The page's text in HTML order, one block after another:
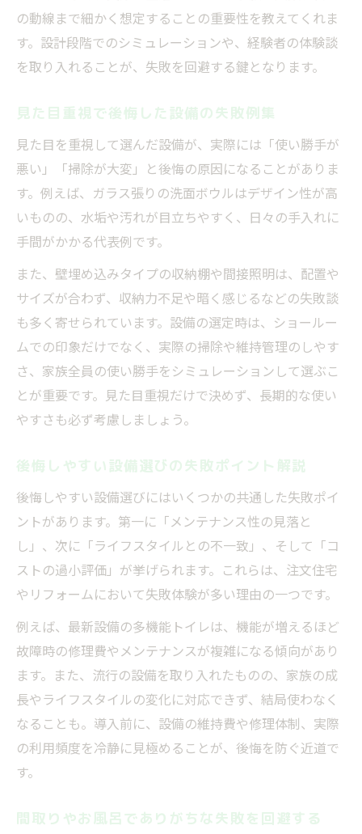
め
おしゃれさより実用性重視で失敗を回避
設備選びで後悔しやすいポイントを再考
い
失敗を避ける賢い設備選びの考え方
の動線まで細かく想定することの重要性を教えてくれま
す。設計段階でのシミュレーションや、経験者の体験談
を取り入れることが、失敗を回避する鍵となります。
見た目重視で後悔した設備の失敗例集
見た目を重視して選んだ設備が、実際には「使い勝手が
悪い」「掃除が大変」と後悔の原因になることがありま
す。例えば、ガラス張りの洗面ボウルはデザイン性が高
いものの、水垢や汚れが目立ちやすく、日々の手入れに
手間がかかる代表例です。
また、壁埋め込みタイプの収納棚や間接照明は、配置や
サイズが合わず、収納力不足や暗く感じるなどの失敗談
も多く寄せられています。設備の選定時は、ショールー
ムでの印象だけでなく、実際の掃除や維持管理のしやす
さ、家族全員の使い勝手をシミュレーションして選ぶこ
とが重要です。見た目重視だけで決めず、長期的な使い
やすさも必ず考慮しましょう。
後悔しやすい設備選びの失敗ポイント解説
後悔しやすい設備選びにはいくつかの共通した失敗ポイ
ントがあります。第一に「メンテナンス性の見落と
し」、次に「ライフスタイルとの不一致」、そして「コ
ストの過小評価」が挙げられます。これらは、注文住宅
やリフォームにおいて失敗体験が多い理由の一つです。
例えば、最新設備の多機能トイレは、機能が増えるほど
故障時の修理費やメンテナンスが複雑になる傾向があり
ます。また、流行の設備を取り入れたものの、家族の成
長やライフスタイルの変化に対応できず、結局使わなく
なることも。導入前に、設備の維持費や修理体制、実際
の利用頻度を冷静に見極めることが、後悔を防ぐ近道で
す。
間取りやお風呂でありがちな失敗を回避する